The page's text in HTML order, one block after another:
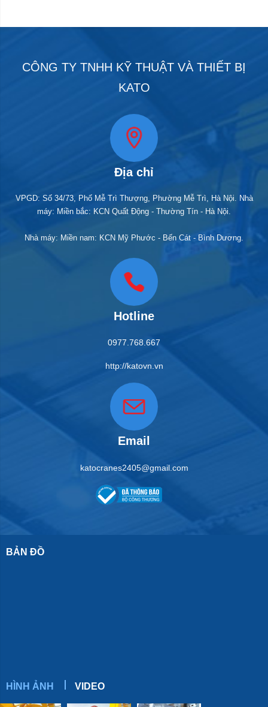
CÔNG TY TNHH KỸ THUẬT VÀ THIẾT BỊ
KATO
Địa chỉ
VPGD: Số 34/73, Phố Mễ Trì Thượng, Phường Mễ Trì, Hà Nội. Nhà
máy: Miền bắc: KCN Quất Động - Thường Tín - Hà Nội.
Nhà máy: Miền nam: KCN Mỹ Phước - Bến Cát - Bình Dương.
Hotline
0977.768.667
http://katovn.vn
Email
katocranes2405@gmail.com
BẢN ĐỒ
HÌNH ẢNH VIDEO